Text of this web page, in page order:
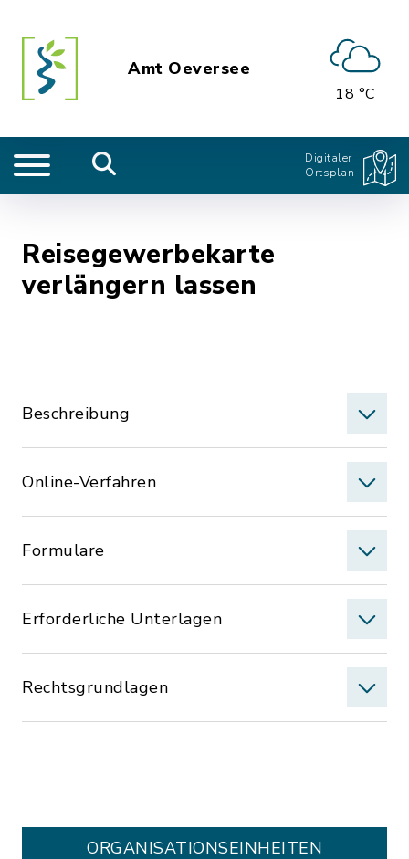
Amt Oeversee
18 °C
Digitaler
Ortsplan
Reisegewerbekarte
verlängern lassen
Beschreibung
Online-Verfahren
Formulare
Erforderliche Unterlagen
Rechtsgrundlagen
ORGANISATIONS­EINHEITEN